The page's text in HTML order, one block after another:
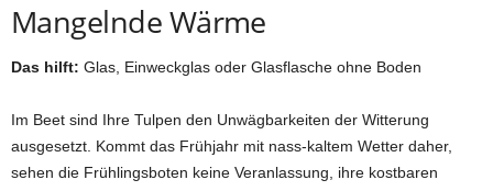
Mangelnde Wärme
Das hilft: Glas, Einweckglas oder Glasflasche ohne Boden
Im Beet sind Ihre Tulpen den Unwägbarkeiten der Witterung
ausgesetzt. Kommt das Frühjahr mit nass-kaltem Wetter daher,
sehen die Frühlingsboten keine Veranlassung, ihre kostbaren